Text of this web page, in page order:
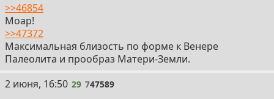
>>46854
Моар!
>>47372
Максимальная близость по форме к Венере
Палеолита и прообраз Матери-Земли.
29
2 июня, 16:50 29 747589